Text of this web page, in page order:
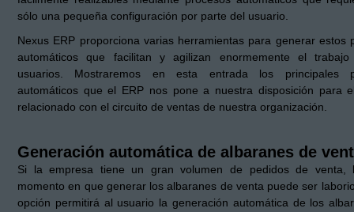
sólo una pequeña configuración por parte del usuario.
Nexus ERP proporciona varias herramientas para generar estos
automáticos que facilitan y agilizan enormemente el
usuarios. Mostraremos en esta entrada los principales
automáticos que el ERP nos pone a nuestra disposición para
relacionado con el circuito de ventas de nuestra organización.
Generación automática de albaranes de
Si la empresa tiene un gran volumen de pedidos de venta,
momento en que generar los albaranes de venta puede ser
opción permitirá al usuario la generación automática de los